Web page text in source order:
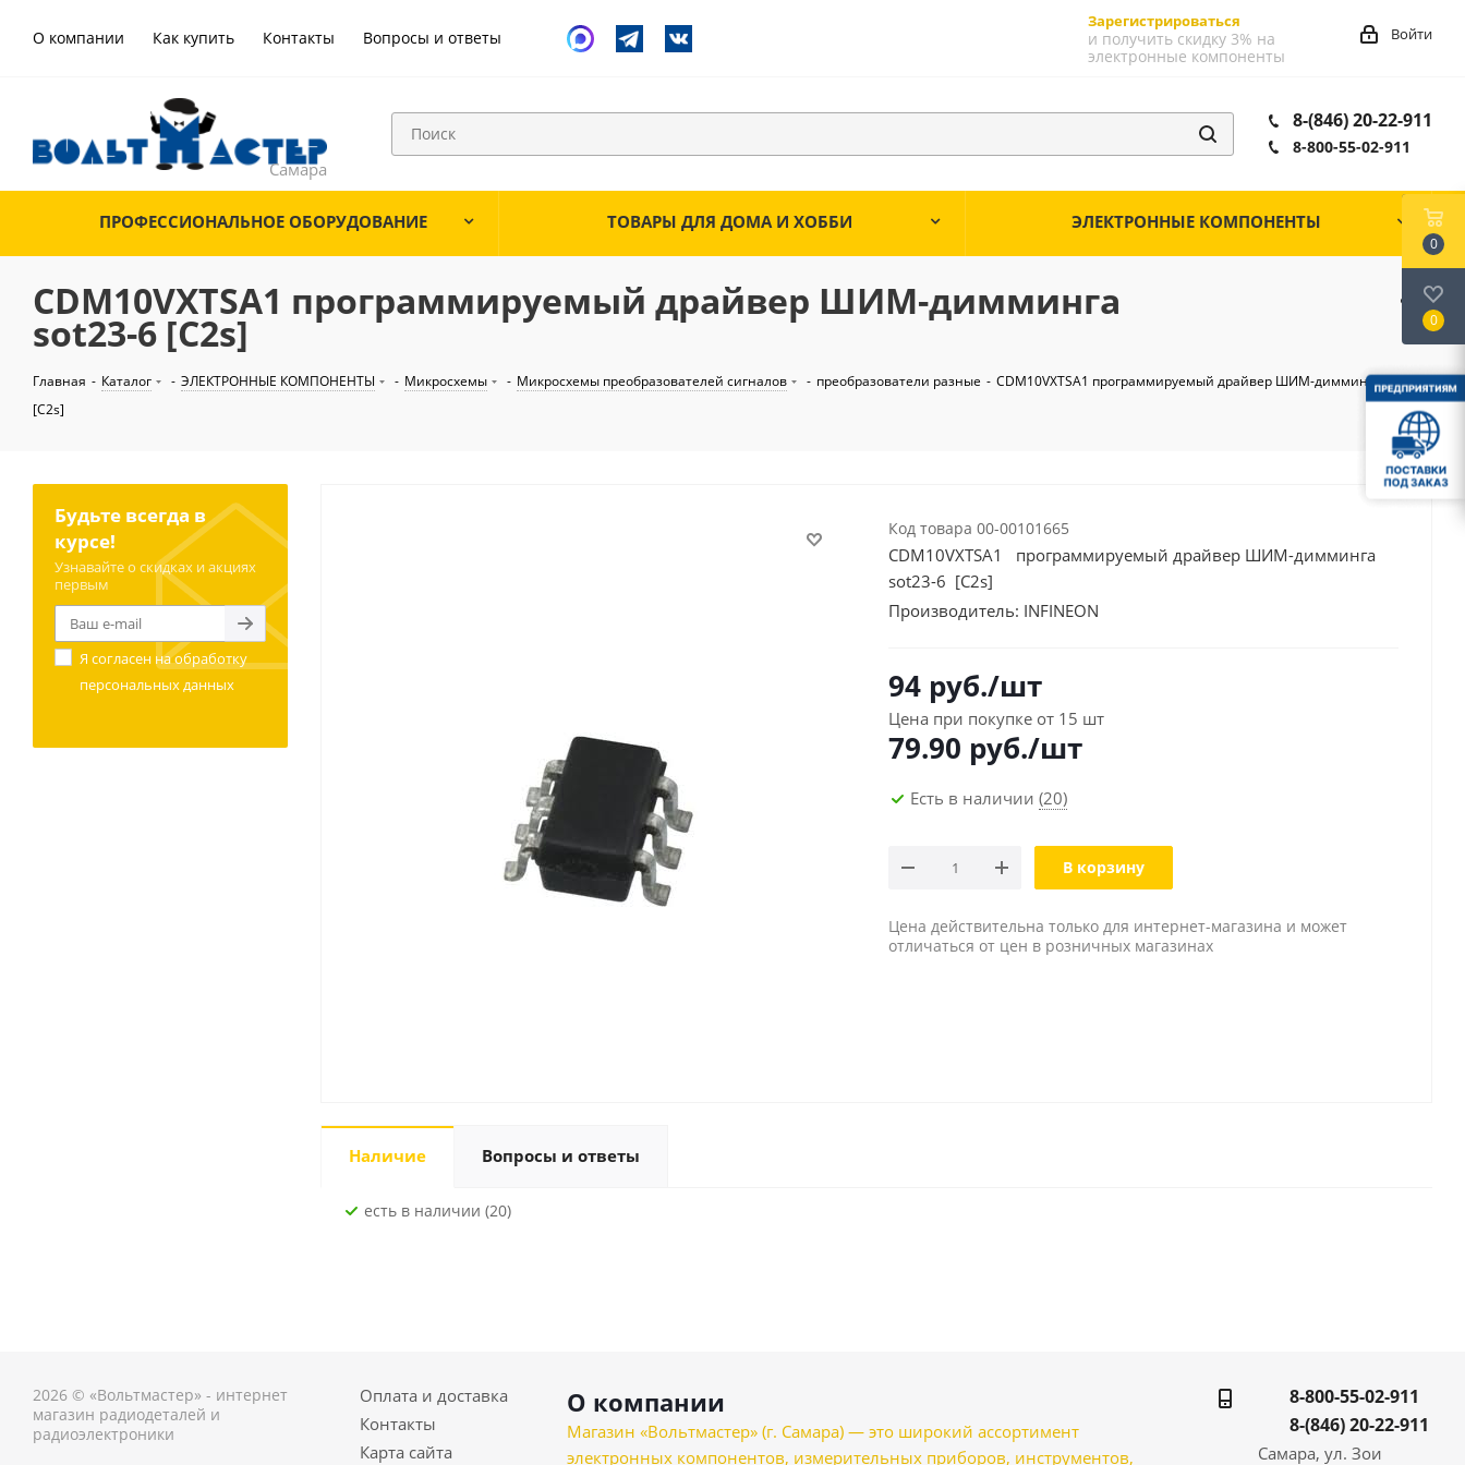
О компании Как купить Контакты Вопросы и ответы
Зарегистрироваться
и получить скидку 3% на
электронные компоненты
Войти
8-(846) 20-22-911
8-800-55-02-911
ПРОФЕССИОНАЛЬНОЕ ОБОРУДОВАНИЕ ТОВАРЫ ДЛЯ ДОМА И ХОББИ ЭЛЕКТРОННЫЕ КОМПОНЕНТЫ
CDM10VXTSA1 программируемый драйвер ШИМ-димминга
sot23-6 [C2s]
Главная - Каталог - ЭЛЕКТРОННЫЕ КОМПОНЕНТЫ - Микросхемы - Микросхемы преобразователей сигналов - преобразователи разные - CDM10VXTSA1 программируемый драйвер ШИМ-димминга sot23-6
[C2s]
Код товара 00-00101665
CDM10VXTSA1 программируемый драйвер ШИМ-димминга
sot23-6 [C2s]
Производитель: INFINEON
94 руб./шт
Цена при покупке от 15 шт
79.90 руб./шт
Есть в наличии (20)
В корзину
Цена действительна только для интернет-магазина и может
отличаться от цен в розничных магазинах
Наличие Вопросы и ответы
Есть в наличии (20)
Будьте всегда в
курсе!
Узнавайте о скидках и акциях
первым
Я согласен наобработку
персональных данных
2026 © «Вольтмастер» - интернет
магазин радиодеталей и
радиоэлектроники
Оплата и доставка
Контакты
Карта сайта
О компании
Магазин «Вольтмастер» (г. Самара) — это широкий ассортимент
электронных компонентов, измерительных приборов, инструментов,
8-800-55-02-911
8-(846) 20-22-911
Самара, ул. Зои
0
0